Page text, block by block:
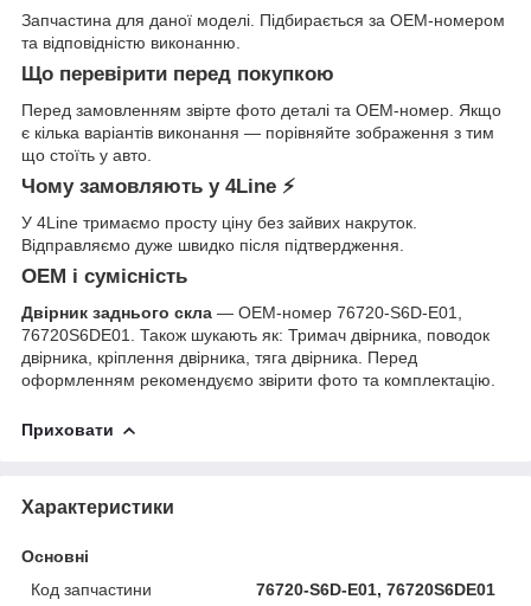
Запчастина для даної моделі. Підбирається за OEM-номером
та відповідністю виконанню.
Що перевірити перед покупкою
Перед замовленням звірте фото деталі та OEM-номер. Якщо
є кілька варіантів виконання — порівняйте зображення з тим
що стоїть у авто.
Чому замовляють у 4Line ⚡
У 4Line тримаємо просту ціну без зайвих накруток.
Відправляємо дуже швидко після підтвердження.
OEM і сумісність
Двірник заднього скла — OEM-номер 76720-S6D-E01,
76720S6DE01. Також шукають як: Тримач двірника, поводок
двірника, кріплення двірника, тяга двірника. Перед
оформленням рекомендуємо звірити фото та комплектацію.
Приховати
Характеристики
Основні
Код запчастини
76720-S6D-E01, 76720S6DE01